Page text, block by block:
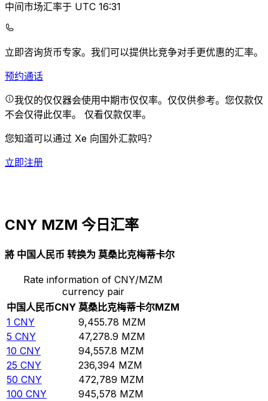
中间市场汇率于 UTC 16:31
立即咨询货币专家。 我们可以提供比竞争对手更优惠的汇率。
预约通话
我仅的仅仅器会使用中期市仅仅率。仅仅供参考。您仅款仅
不会仅得此仅率。 仅看仅款仅率。
您知道可以通过 Xe 向国外汇款吗？
立即注册
CNY MZM 今日汇率
將 中国人民币 转换为 莫桑比克梅蒂卡尔
Rate information of CNY/MZM
currency pair
中国人民币CNY 莫桑比克梅蒂卡尔MZM
1 CNY 9,455.78 MZM
5 CNY 47,278.9 MZM
10 CNY 94,557.8 MZM
25 CNY 236,394 MZM
50 CNY 472,789 MZM
100 CNY 945,578 MZM